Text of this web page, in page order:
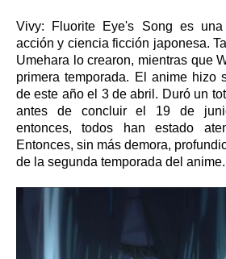
Vivy: Fluorite Eye's Song es
acción y ciencia ficción japonesa.
Umehara lo crearon, mientras que
primera temporada. El anime hizo
de este año el 3 de abril. Duró un
antes de concluir el 19 de
entonces, todos han estado
Entonces, sin más demora,
de la segunda temporada del anime.